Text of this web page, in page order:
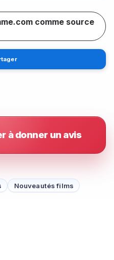
comme source
à donner un avis
Nouveautés films